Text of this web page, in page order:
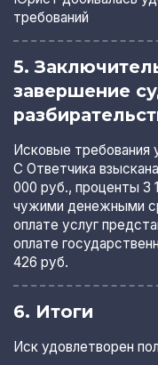
требований
5.
завершение
Исковые требования
С Ответчика
000 руб., проценты 3
чужими денежными
оплате услуг
оплате
426 руб.
6. Итоги
Иск удовлетворен